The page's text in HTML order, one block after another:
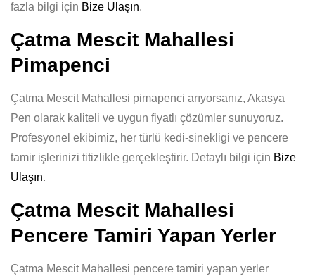
fazla bilgi için Bize Ulaşın.
Çatma Mescit Mahallesi
Pimapenci
Çatma Mescit Mahallesi pimapenci arıyorsanız, Akasya
Pen olarak kaliteli ve uygun fiyatlı çözümler sunuyoruz.
Profesyonel ekibimiz, her türlü kedi-sinekligi ve pencere
tamir işlerinizi titizlikle gerçekleştirir. Detaylı bilgi için Bize
Ulaşın.
Çatma Mescit Mahallesi
Pencere Tamiri Yapan Yerler
Çatma Mescit Mahallesi pencere tamiri yapan yerler